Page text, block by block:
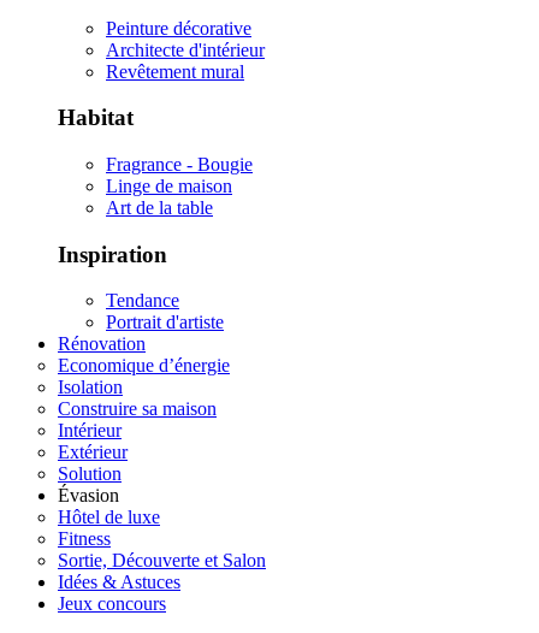
Peinture décorative
Architecte d'intérieur
Revêtement mural
Habitat
Fragrance - Bougie
Linge de maison
Art de la table
Inspiration
Tendance
Portrait d'artiste
Rénovation
Economique d’énergie
Isolation
Construire sa maison
Intérieur
Extérieur
Solution
Évasion
Hôtel de luxe
Fitness
Sortie, Découverte et Salon
Idées & Astuces
Jeux concours